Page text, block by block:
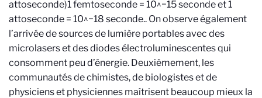
attoseconde)1 femtoseconde = 10^−15 seconde et 1
attoseconde = 10^−18 seconde.. On observe également
l’arrivée de sources de lumière portables avec des
microlasers et des diodes électroluminescentes qui
consomment peu d’énergie. Deuxièmement, les
communautés de chimistes, de biologistes et de
physiciens et physiciennes maîtrisent beaucoup mieux la